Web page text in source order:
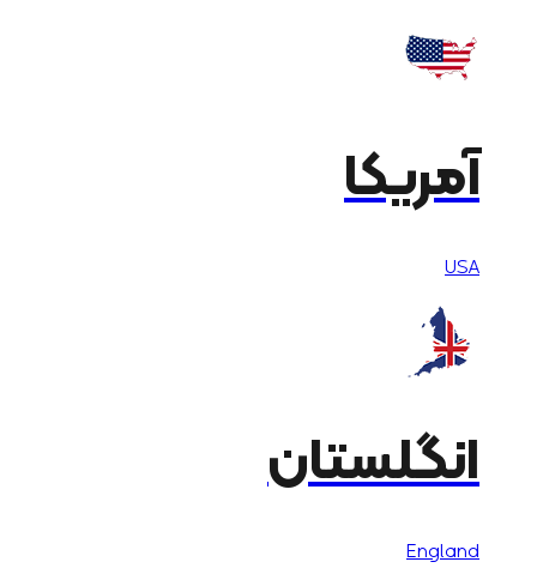
آمریکا
USA
انگلستان
England